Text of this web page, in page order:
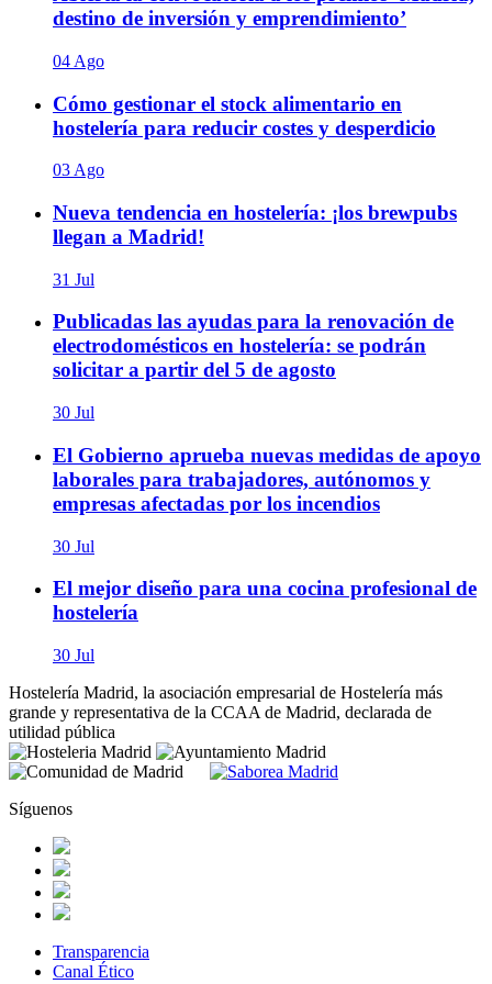
destino de inversión y emprendimiento’
04 Ago
Cómo gestionar el stock alimentario en
hostelería para reducir costes y desperdicio
03 Ago
Nueva tendencia en hostelería: ¡los brewpubs
llegan a Madrid!
31 Jul
Publicadas las ayudas para la renovación de
electrodomésticos en hostelería: se podrán
solicitar a partir del 5 de agosto
30 Jul
El Gobierno aprueba nuevas medidas de apoyo
laborales para trabajadores, autónomos y
empresas afectadas por los incendios
30 Jul
El mejor diseño para una cocina profesional de
hostelería
30 Jul
Hostelería Madrid, la asociación empresarial de Hostelería más
grande y representativa de la CCAA de Madrid, declarada de
utilidad pública
Síguenos
Transparencia
Canal Ético